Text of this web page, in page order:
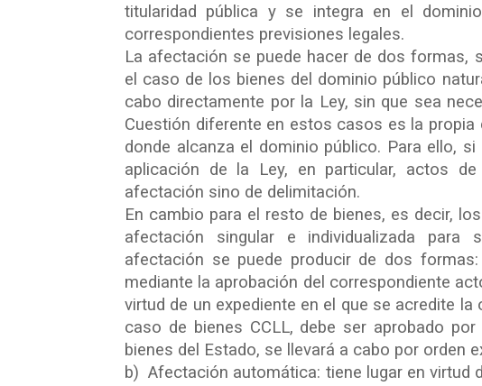
titularidad pública y se integra en el
correspondientes previsiones legales.
La afectación se puede hacer de dos formas,
el caso de los bienes del dominio público
cabo directamente por la Ley, sin que sea
Cuestión diferente en estos casos es la
donde alcanza el dominio público. Para ello,
aplicación de la Ley, en particular, actos
afectación sino de delimitación.
En cambio para el resto de bienes, es decir,
afectación singular e individualizada para
afectación se puede producir de dos
mediante la aprobación del correspondiente
virtud de un expediente en el que se acredite
caso de bienes CCLL, debe ser aprobado
bienes del Estado, se llevará a cabo por orden
b) Afectación automática: tiene lugar en virtud